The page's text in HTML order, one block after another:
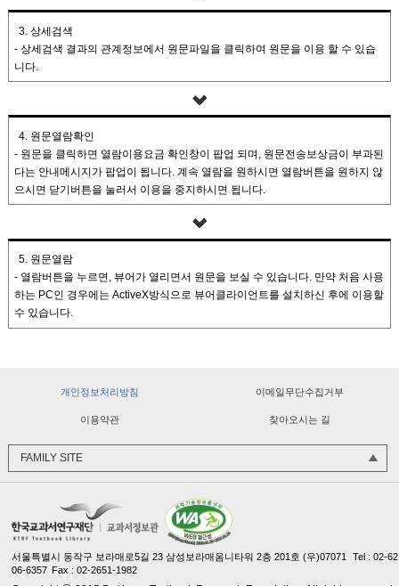
3. 상세검색
- 상세검색 결과의 관계정보에서 원문파일을 클릭하여 원문을 이용 할 수 있습
니다.
4. 원문열람확인
- 원문을 클릭하면 열람이용요금 확인창이 팝업 되며, 원문전송보상금이 부과된
다는 안내메시지가 팝업이 됩니다. 계속 열람을 원하시면 열람버튼을 원하지 않
으시면 닫기버튼을 눌러서 이용을 중지하시면 됩니다.
5. 원문열람
- 열람버튼을 누르면, 뷰어가 열리면서 원문을 보실 수 있습니다. 만약 처음 사용
하는 PC인 경우에는 ActiveX방식으로 뷰어클라이언트를 설치하신 후에 이용할
수 있습니다.
개인정보처리방침 이메일무단수집거부
이용약관 찾아오시는 길
FAMILY SITE
서울특별시 동작구 보라매로5길 23 삼성보라매옴니타워 2층 201호 (우)07071
Tel : 02-62
06-6357 Fax : 02-2651-1982